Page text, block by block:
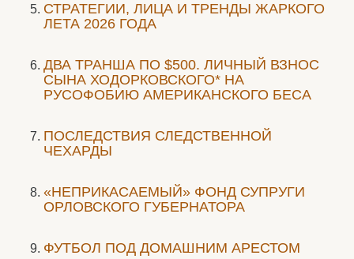
СТРАТЕГИИ, ЛИЦА И ТРЕНДЫ ЖАРКОГО
ЛЕТА 2026 ГОДА
ДВА ТРАНША ПО $500. ЛИЧНЫЙ ВЗНОС
СЫНА ХОДОРКОВСКОГО* НА
РУСОФОБИЮ АМЕРИКАНСКОГО БЕСА
ПОСЛЕДСТВИЯ СЛЕДСТВЕННОЙ
ЧЕХАРДЫ
«НЕПРИКАСАЕМЫЙ» ФОНД СУПРУГИ
ОРЛОВСКОГО ГУБЕРНАТОРА
ФУТБОЛ ПОД ДОМАШНИМ АРЕСТОМ